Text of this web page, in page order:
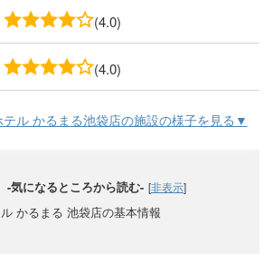
(4.0)
(4.0)
ル かるまる池袋店の施設の様子を見る▼
気になるところから読む- [非表示]
かるまる 池袋店の基本情報